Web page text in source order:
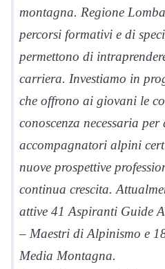
montagna. Regione
percorsi formativi e di
permettono di
carriera. Investiamo in
che offrono ai giovani le
conoscenza necessaria
accompagnatori alpini
nuove prospettive
continua crescita.
attive 41 Aspiranti Guide
– Maestri di Alpinismo e
Media Montagna.